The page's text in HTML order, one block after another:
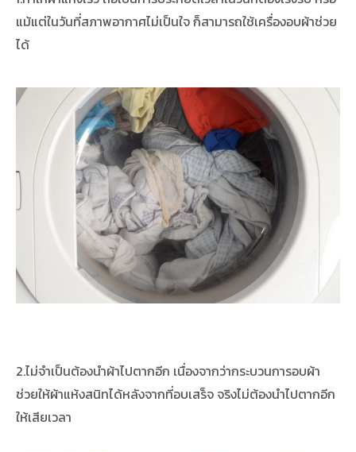
แม้แต่ในวันที่สภาพอากาศไม่เป็นใจ ก็สามารถใช้เครื่องอบผ้าช่วย
ได้
2.ไม่จำเป็นต้องนำผ้าไปตากอีก เนื่องจากว่ากระบวนการอบผ้า
ช่วยให้ผ้าแห้งสนิทได้หลังจากที่อบเสร็จ จริงไม่ต้องนำไปตากอีก
ให้เสียเวลา